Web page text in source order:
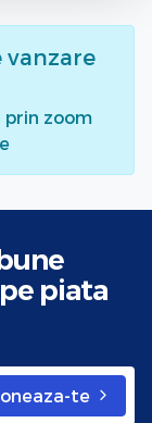
vanzare
prin zoom
piata
te